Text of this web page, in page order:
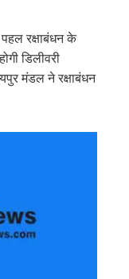
रक्षाबंधन के
डिलीवरी
मंडल ने रक्षाबंधन